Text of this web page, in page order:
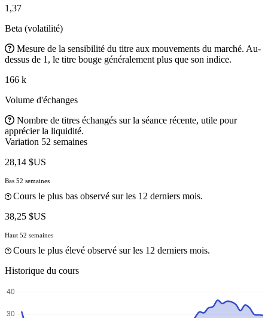
1,37
Beta (volatilité)
Mesure de la sensibilité du titre aux mouvements du marché. Au-
dessus de 1, le titre bouge généralement plus que son indice.
166 k
Volume d'échanges
Nombre de titres échangés sur la séance récente, utile pour
apprécier la liquidité.
Variation 52 semaines
28,14 $US
Bas 52 semaines
Cours le plus bas observé sur les 12 derniers mois.
38,25 $US
Haut 52 semaines
Cours le plus élevé observé sur les 12 derniers mois.
Historique du cours